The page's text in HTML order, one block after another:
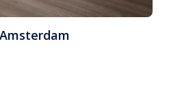
Amsterdam